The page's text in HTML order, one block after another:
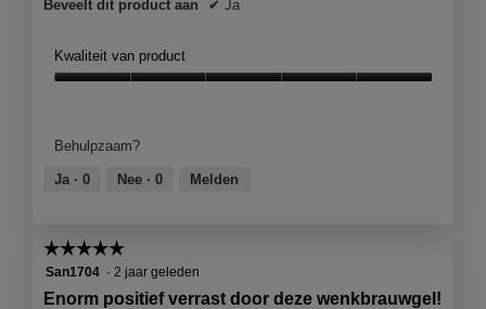
Beveelt dit product aan ✔ Ja
Kwaliteit van product
5
van
Behulpzaam?
Ja · 0 Nee · 0 Melden
☆☆☆☆☆
☆☆☆☆☆
5
San1704 · 2 jaar geleden
Enorm positief verrast door deze wenkbrauwgel!